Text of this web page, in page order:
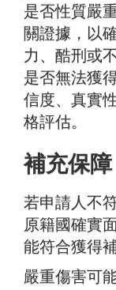
是否性質嚴
關證據，以
力、酷刑或
是否無法獲
信度、真實
格評估。
補充保障
若申請人不
原籍國確實
能符合獲得
嚴重傷害可